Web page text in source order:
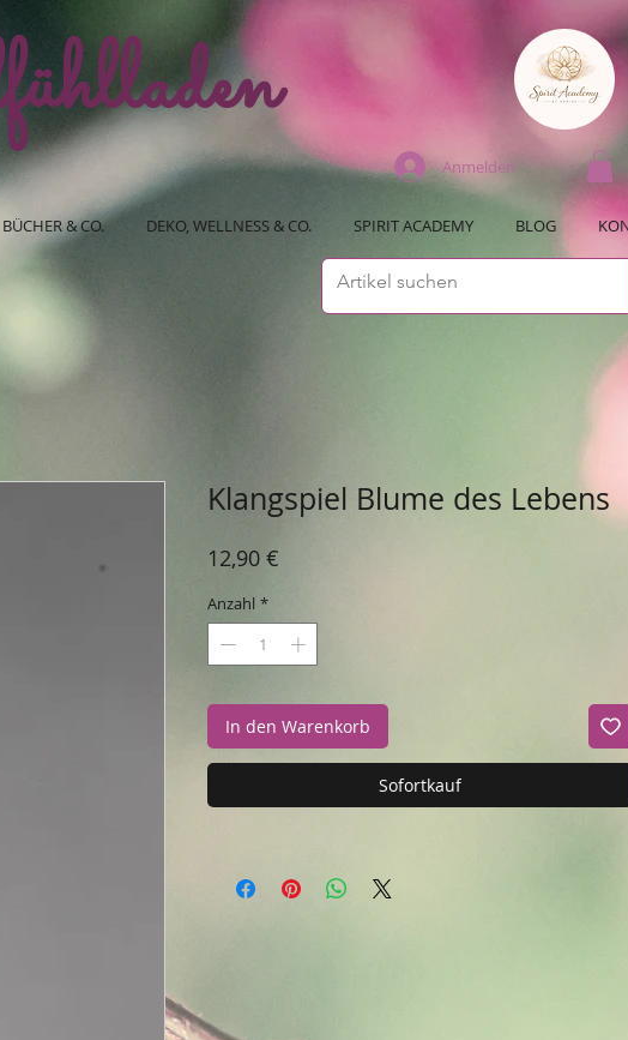
Anmelden
BÜCHER & CO. DEKO, WELLNESS & CO. SPIRIT ACADEMY BLOG
Klangspiel Blume des Lebens
12,90 €
Anzahl *
In den Warenkorb
Sofortkauf